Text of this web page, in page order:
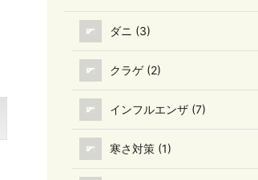
ダニ (3)
クラゲ (2)
インフルエンザ (7)
寒さ対策 (1)